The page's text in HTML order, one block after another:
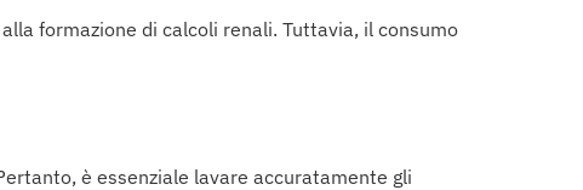
formazione di calcoli renali. Tuttavia, il consumo
è essenziale lavare accuratamente gli